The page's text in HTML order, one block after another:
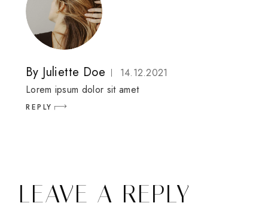
By Juliette Doe
14.12.2021
Lorem ipsum dolor sit amet
REPLY
LEAVE A REPLY